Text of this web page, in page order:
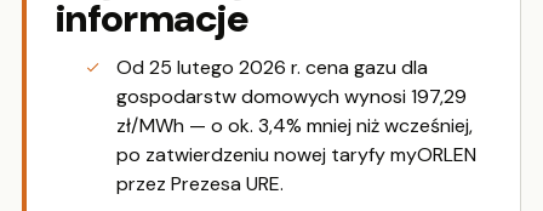
informacje
Od 25 lutego 2026 r. cena gazu dla
gospodarstw domowych wynosi 197,29
zł/MWh — o ok. 3,4% mniej niż wcześniej,
po zatwierdzeniu nowej taryfy myORLEN
przez Prezesa URE.